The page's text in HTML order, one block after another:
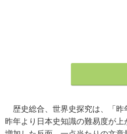
歴史総合、世界史探究は、「
昨年より日本史知識の難易度が